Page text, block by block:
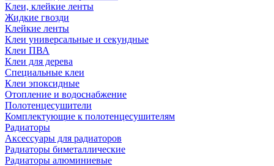
Клеи, клейкие ленты
Жидкие гвозди
Клейкие ленты
Клеи универсальные и секундные
Клеи ПВА
Клеи для дерева
Специальные клеи
Клеи эпоксидные
Отопление и водоснабжение
Полотенцесушители
Комплектующие к полотенцесушителям
Радиаторы
Аксессуары для радиаторов
Радиаторы биметаллические
Радиаторы алюминиевые